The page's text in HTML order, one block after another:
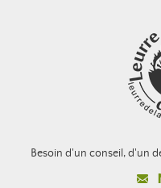
Besoin d'un conseil, d'un